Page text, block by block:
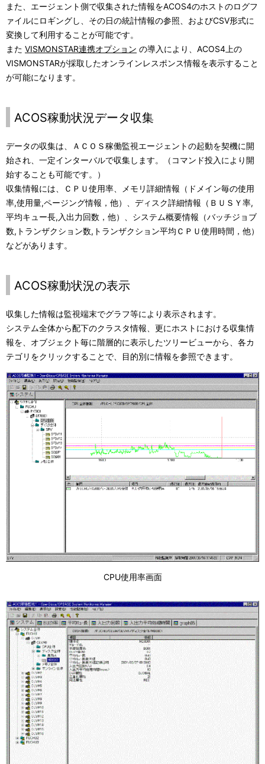
また、エージェント側で収集された情報をACOS4のホストのログフ
ァイルにロギングし、その日の統計情報の参照、およびCSV形式に
変換して利用することが可能です。
また VISMONSTAR連携オプション の導入により、ACOS4上の
VISMONSTARが採取したオンラインレスポンス情報を表示すること
が可能になります。
ACOS稼動状況データ収集
データの収集は、ＡＣＯＳ稼働監視エージェントの起動を契機に開
始され、一定インターバルで収集します。（コマンド投入により開
始することも可能です。）
収集情報には、ＣＰＵ使用率、メモリ詳細情報（ドメイン毎の使用
率,使用量,ページング情報，他）、ディスク詳細情報（ＢＵＳＹ率,
平均キュー長,入出力回数，他）、システム概要情報（バッチジョブ
数,トランザクション数,トランザクション平均ＣＰＵ使用時間，他）
などがあります。
ACOS稼動状況の表示
収集した情報は監視端末でグラフ等により表示されます。
システム全体から配下のクラスタ情報、更にホストにおける収集情
報を、オブジェクト毎に階層的に表示したツリービューから、各カ
テゴリをクリックすることで、目的別に情報を参照できます。
CPU使用率画面